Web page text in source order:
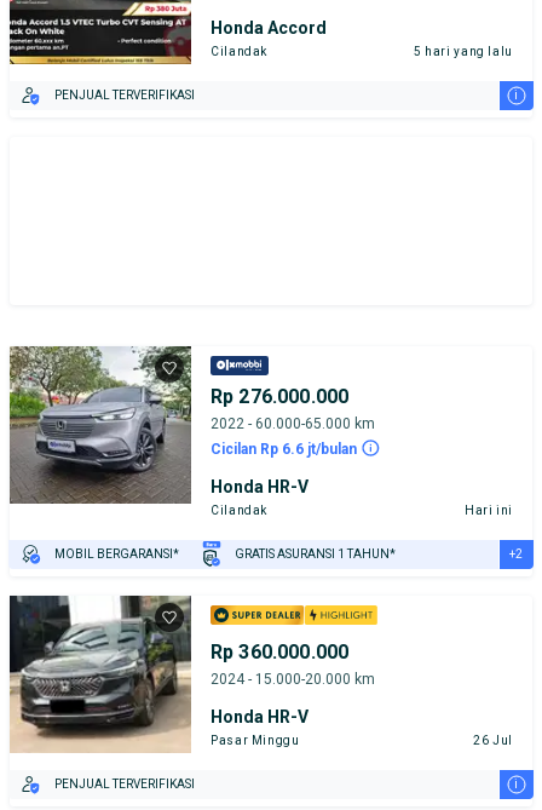
Honda Accord
Cilandak 5 hari yang lalu
PENJUAL TERVERIFIKASI i
Rp 276.000.000
2022 - 60.000-65.000 km
Cicilan Rp 6.6 jt/bulan
Honda HR-V
Cilandak Hari ini
MOBIL BERGARANSI* GRATIS ASURANSI 1 TAHUN* +2
Rp 360.000.000
2024 - 15.000-20.000 km
Honda HR-V
Pasar Minggu 26 Jul
PENJUAL TERVERIFIKASI i